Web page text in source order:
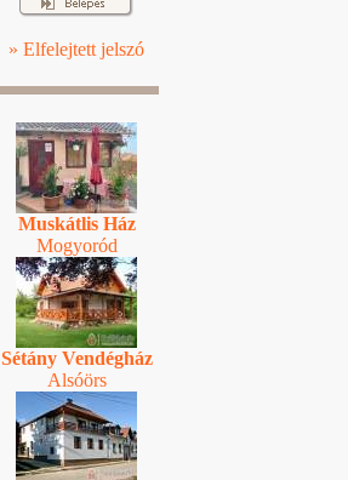
» Elfelejtett jelszó
Muskátlis Ház
Mogyoród
Sétány Vendégház
Alsóörs